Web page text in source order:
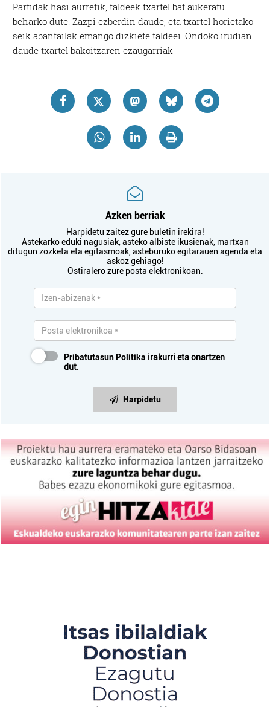
Partidak hasi aurretik, taldeek txartel bat aukeratu
beharko dute. Zazpi ezberdin daude, eta txartel horietako
seik abantailak emango dizkiete taldeei. Ondoko irudian
daude txartel bakoitzaren ezaugarriak
Azken berriak
Harpidetu zaitez gure buletin irekira!
Astekarko eduki nagusiak, asteko albiste ikusienak, martxan
ditugun zozketa eta egitasmoak, asteburuko egitarauen agenda eta
askoz gehiago!
Ostiralero zure posta elektronikoan.
Pribatutasun Politika irakurri eta onartzen
dut.
Harpidetu